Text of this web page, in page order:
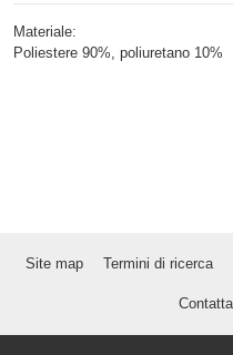
Materiale:
Poliestere 90%, poliuretano 10%
Site map Termini di ricerca